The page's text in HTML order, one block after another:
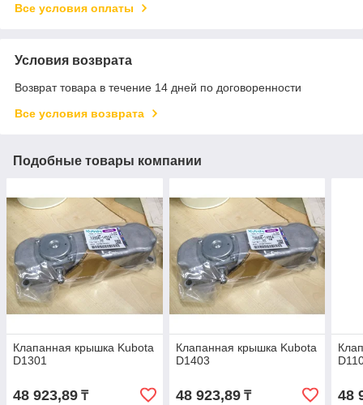
Все условия оплаты
Условия возврата
Возврат товара в течение 14 дней по договоренности
Все условия возврата
Подобные товары компании
Клапанная крышка Kubota
D1301
48 923,89 ₸
Клапанная крышка Kubota
D1403
48 923,89₸ 48